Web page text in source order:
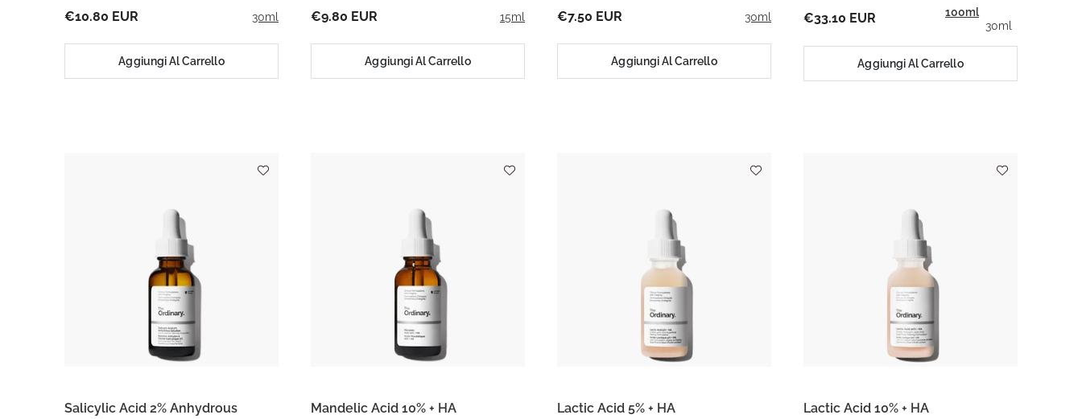
30ml
€10.80 EUR
Aggiungi Al Carrello
15ml
€9.80 EUR
Aggiungi Al Carrello
30ml
€7.50 EUR
Aggiungi Al Carrello
100ml
30ml
€33.10 EUR
Aggiungi Al Carrello
Salicylic Acid 2% Anhydrous
Mandelic Acid 10% + HA Lactic Acid 5% + HA Lactic Acid 10% + HA